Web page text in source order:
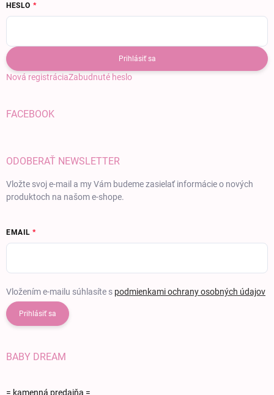
HESLO
Prihlásiť sa
Nová registráciaZabudnuté heslo
FACEBOOK
ODOBERAŤ NEWSLETTER
Vložte svoj e-mail a my Vám budeme zasielať informácie o nových
produktoch na našom e-shope.
EMAIL
Vložením e-mailu súhlasíte s podmienkami ochrany osobných údajov
Prihlásiť sa
BABY DREAM
= kamenná predajňa =